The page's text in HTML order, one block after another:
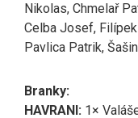
Nikolas, Chmelař
Celba Josef,
Pavlica Patrik,
Branky:
HAVRANI: 1×